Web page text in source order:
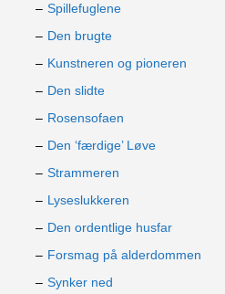
Spillefuglene
Den brugte
Kunstneren og pioneren
Den slidte
Rosensofaen
Den ‘færdige’ Løve
Strammeren
Lyseslukkeren
Den ordentlige husfar
Forsmag på alderdommen
Synker ned